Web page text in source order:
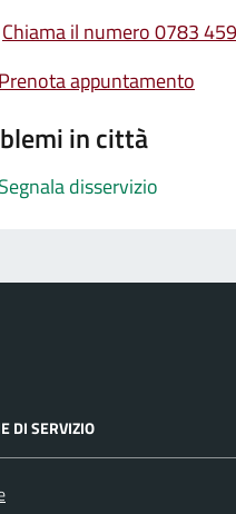
Chiama il numero 0783
Prenota appuntamento
in città
Segnala disservizio
DI SERVIZIO